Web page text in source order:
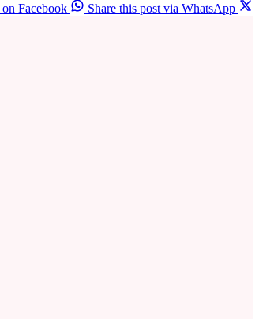
on Facebook Share this post via WhatsApp